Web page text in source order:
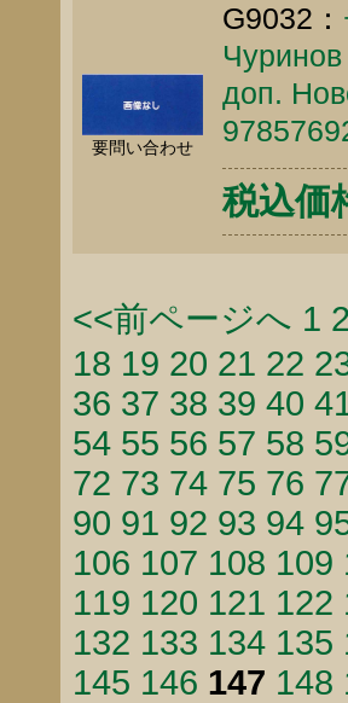
要問い合わせ
G9032：
доп.
税込価
<<前ページへ 1
18 19 20 21 22
36 37 38 39 40
54 55 56 57 58
72 73 74 75 76
90 91 92 93 94
106 107 108 109
119 120 121 122
132 133 134 135
145 146 147 148